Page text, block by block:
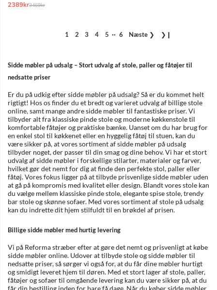
2389krNormalpris:
3469kr
1 2 3 4 5 .. 6 Næste ❯ ❯❙
Sidde møbler på udsalg – Stort udvalg af stole, paller og fåtøjer til
nedsatte priser
Er du på udkig efter sidde møbler på udsalg? Så er du kommet helt
rigtigt! Hos os finder du et bredt og varieret udvalg af billige stole
online, samt mange andre sidde møbler til fantastiske priser. Vi
tilbyder alt fra klassiske pinde stole og moderne køkkenstole til
komfortable fåtøjer og praktiske bænke. Uanset om du har brug for
en enkel stol til køkkenet eller en hyggelig fåtøj til stuen, kan du
være sikker på, at vores sortiment af sidde møbler på udsalg
tilbyder noget, der passer til din smag og dine behov. Vi har et stort
udvalg af sidde møbler i forskellige stilarter, materialer og farver,
hvilket gør det nemt for dig at finde den perfekte stol, paller eller
fåtøj. Vores fokus ligger på at tilbyde prisvenlige sidde møbler uden
at gå på kompromis med kvalitet eller design. Blandt vores stole kan
du vælge mellem klassiske pinde stole, elegante spise stole, trendy
bar stole og skønne sofaer. Med vores sortiment af stole på udsalg
kan du indrette dit hjem stilfuldt til en brøkdel af prisen.
Billige sidde møbler med hurtig levering
Vi på Reforma stræber efter at gøre det nemt og prisvenligt at købe
sidde møbler online. Udover at tilbyde stole og sidde møbler til
nedsatte priser, så sørger vi også for, at du får dine møbler hurtigt
og smidigt leveret hjem til døren. Med et stort lager af stole, paller,
fåtøjer og sofaer til omgående levering kan du være sikker på, at du
får din bestilling inden for bare få dage. Når du køber sidde møbler